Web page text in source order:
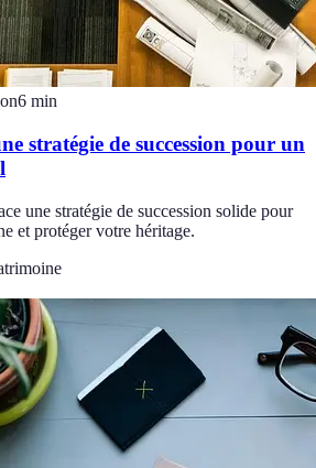
6 min
stratégie de succession pour un
une stratégie de succession solide pour
et protéger votre héritage.